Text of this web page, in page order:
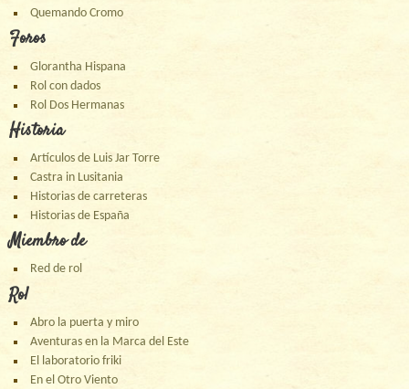
Quemando Cromo
Foros
Glorantha Hispana
Rol con dados
Rol Dos Hermanas
Historia
Artículos de Luis Jar Torre
Castra in Lusitania
Historias de carreteras
Historias de España
Miembro de
Red de rol
Rol
Abro la puerta y miro
Aventuras en la Marca del Este
El laboratorio friki
En el Otro Viento